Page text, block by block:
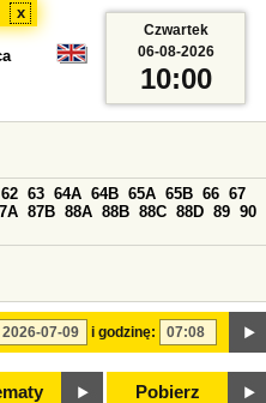
x
i godzinę:
62 63 64A 64B 65A 65B 66 67
87B 88A 88B 88C 88D 89 90
Pobierz
Czwartek
06-08-2026
10:00